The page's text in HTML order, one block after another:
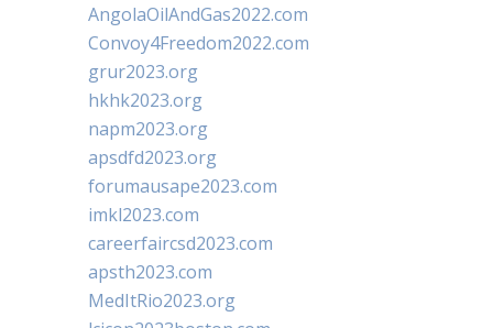
AngolaOilAndGas2022.com
Convoy4Freedom2022.com
grur2023.org
hkhk2023.org
napm2023.org
apsdfd2023.org
forumausape2023.com
imkl2023.com
careerfaircsd2023.com
apsth2023.com
MedItRio2023.org